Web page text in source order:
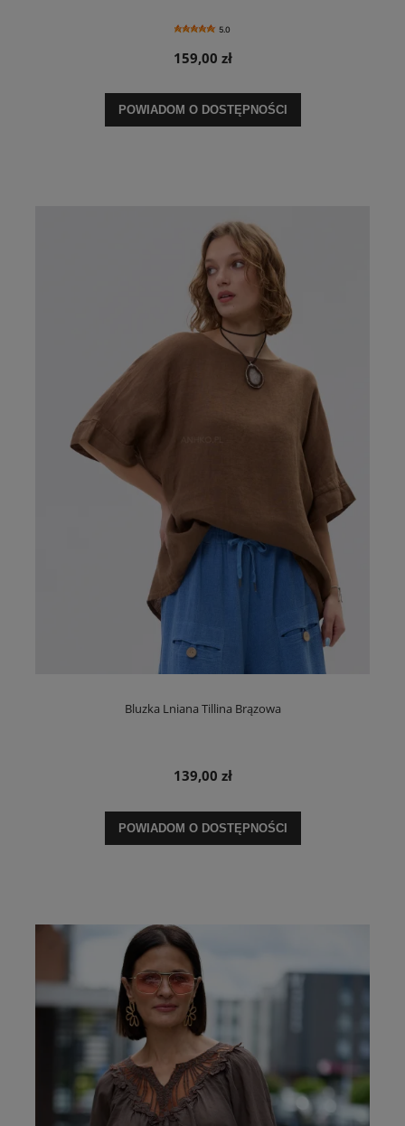
5.0
159,00 zł
POWIADOM O DOSTĘPNOŚCI
Bluzka Lniana Tillina Brązowa
139,00 zł
POWIADOM O DOSTĘPNOŚCI